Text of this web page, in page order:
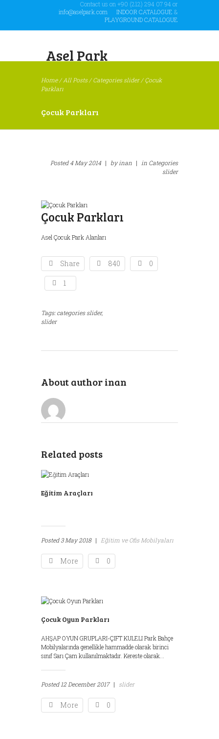
Contact us on +90 (212) 294 07 94 or
info@aselpark.com
INDOOR CATALOGUE &
PLAYGROUND CATALOGUE
Asel Park
Home/All Posts/Categories slider/Çocuk
Parkları
Çocuk Parkları
Posted4 May 2014 | byinan | in Categories
slider
Çocuk Parkları
Asel Çocuk Park Alanları
Share 840 0
1
Tags:categories slider,
slider
About authorinan
Related posts
Eğitim Araçları
Posted3 May 2018 | Eğitim ve Ofis Mobilyaları
More 0
Çocuk Oyun Parkları
AHŞAP OYUN GRUPLARI-ÇIFT KULELI Park Bahçe
Mobilyalarında genellikle hammadde olarak birinci
sınıf Sarı Çam kullanılmaktadır. Kereste olarak...
Posted12 December 2017 | slider
More 0